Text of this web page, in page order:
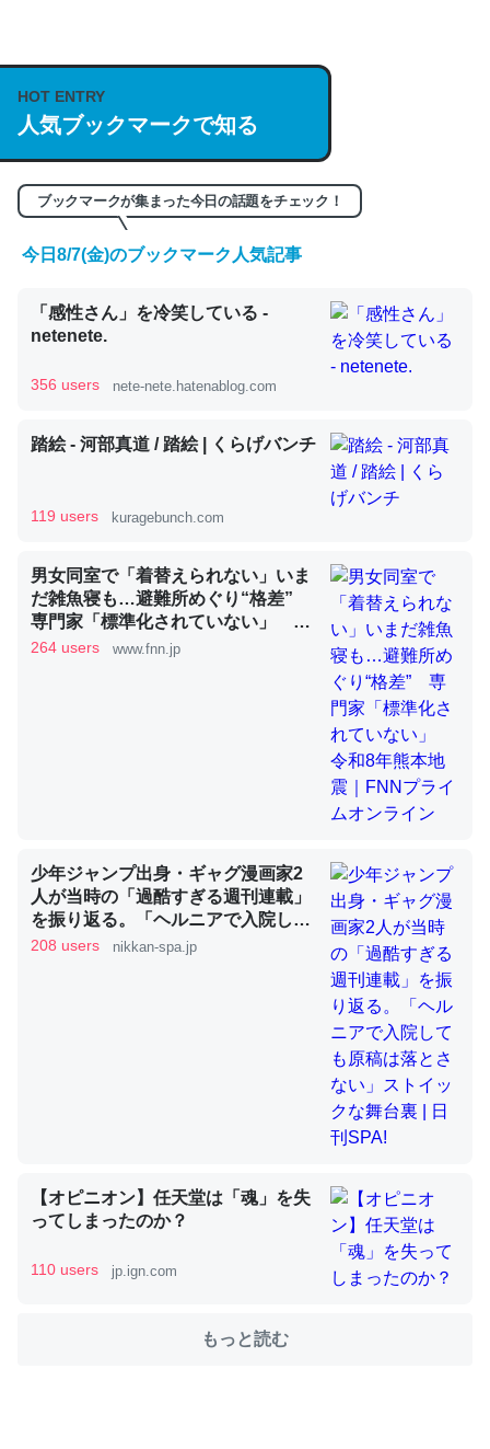
説してる記事が少ないので貴重な良記事。/続編来た
https://isobe324649.hatenablog.com/entry/2023/03/27
/064121
─GPTの仕組みと限界についての考察（１） - conceptualization
くらい。小説でいう「ずっと前の伏線」は回収されないけ
ど、短期記憶というには多い分量。進化すればするほど分
コオロギのカルシウム分はエビの600分の1程度。
─ニュース :: 【研究発表】昆虫学の大問題＝「昆虫はなぜ海にいな
いのか」に関する新仮説
論文では「淡水はカルシウムも酸素も不足してて両方に不
利だから両方が拮抗してるのでは」とあって面白い。海に
いる鋏角類（カブトガニ・ウミグモ）はカルシウムを使わ
─ニュース :: 【研究発表】昆虫学の大問題＝「昆虫はなぜ海にいな
いのか」に関する新仮説
これを元に考えるとカルシウムを大量に使う脊椎動物と貝
類は苦労してるんだな…。腹足類だと殻を無くしてナメク
─ニュース :: 【研究発表】昆虫学の大問題＝「昆虫はなぜ海にいな
ウチもEchoを実家に置いて４年。でたまに覗いてる。ぼ
位置情報を共有してる。電池残量や充電中かが分かるので
これ見て生きてるなって分かる。
HOT ENTRY
人気ブックマークで知る
ブックマークが集まった今日の話題をチェック！
今日8/7(金)のブックマーク人気記事
「感性さん」を冷笑している -
netenete.
356 users nete-nete.hatenablog.com
踏絵 - 河部真道 / 踏絵 | くらげバンチ
119 users kuragebunch.com
男女同室で「着替えられない」いま
だ雑魚寝も…避難所めぐり“格差”
専門家「標準化されていない」 令
和8年熊本地震｜FNNプライムオン
264 users www.fnn.jp
少年ジャンプ出身・ギャグ漫画家2
人が当時の「過酷すぎる週刊連載」
を振り返る。「ヘルニアで入院して
も原稿は落とさない」ストイックな
208 users nikkan-spa.jp
【オピニオン】任天堂は「魂」を失
ってしまったのか？
110 users jp.ign.com
もっと読む